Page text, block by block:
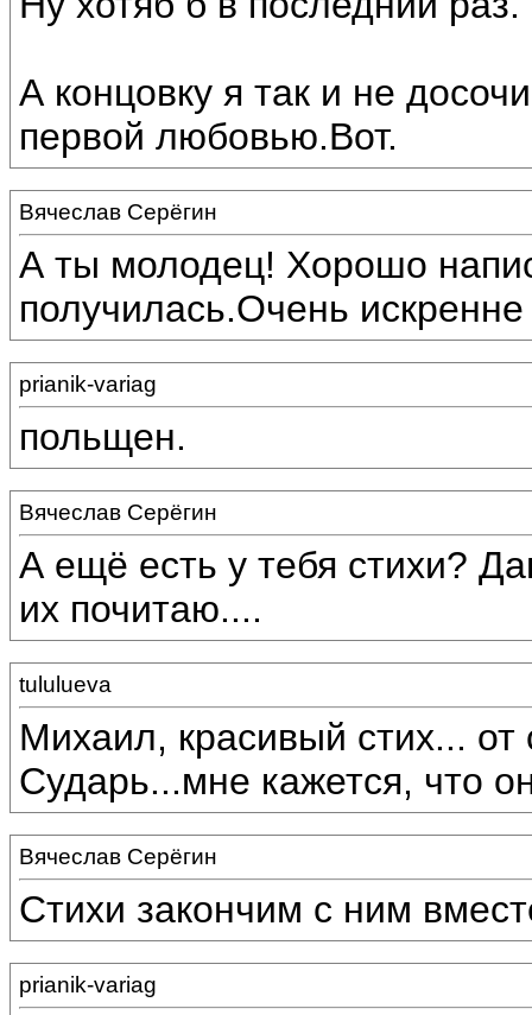
А концовку я так и не
первой любовью.Вот.
Вячеслав Серёгин
А ты молодец! Хорошо
получилась.Очень
prianik-variag
польщен.
Вячеслав Серёгин
А ещё есть у тебя стихи?
их почитаю....
tululueva
Михаил, красивый стих... от
Сударь...мне кажется, что
Вячеслав Серёгин
Стихи закончим с ним
prianik-variag